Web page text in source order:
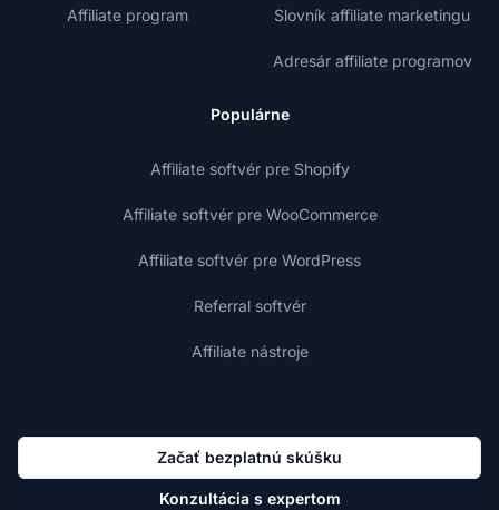
Affiliate program Slovník affiliate marketingu
Adresár affiliate programov
Populárne
Affiliate softvér pre Shopify
Affiliate softvér pre WooCommerce
Affiliate softvér pre WordPress
Referral softvér
Affiliate nástroje
Začať bezplatnú skúšku
Konzultácia s expertom